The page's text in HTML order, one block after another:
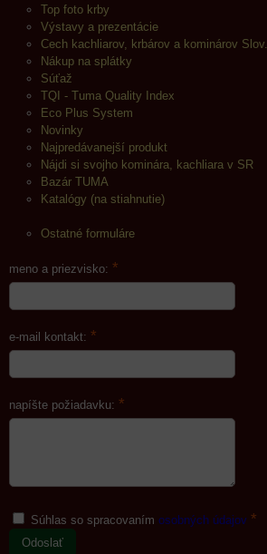
Top foto krby
Výstavy a prezentácie
Cech kachliarov, krbárov a kominárov
Nákup na splátky
Súťaž
TQI - Tuma Quality Index
Eco Plus System
Novinky
Najpredávanejší produkt
Nájdi si svojho kominára, kachliara v SR
Bazár TUMA
Katalógy (na stiahnutie)
Ostatné formuláre
meno a priezvisko: *
e-mail kontakt: *
napíšte požiadavku: *
Súhlas so spracovaním osobných údajov *
Odoslať